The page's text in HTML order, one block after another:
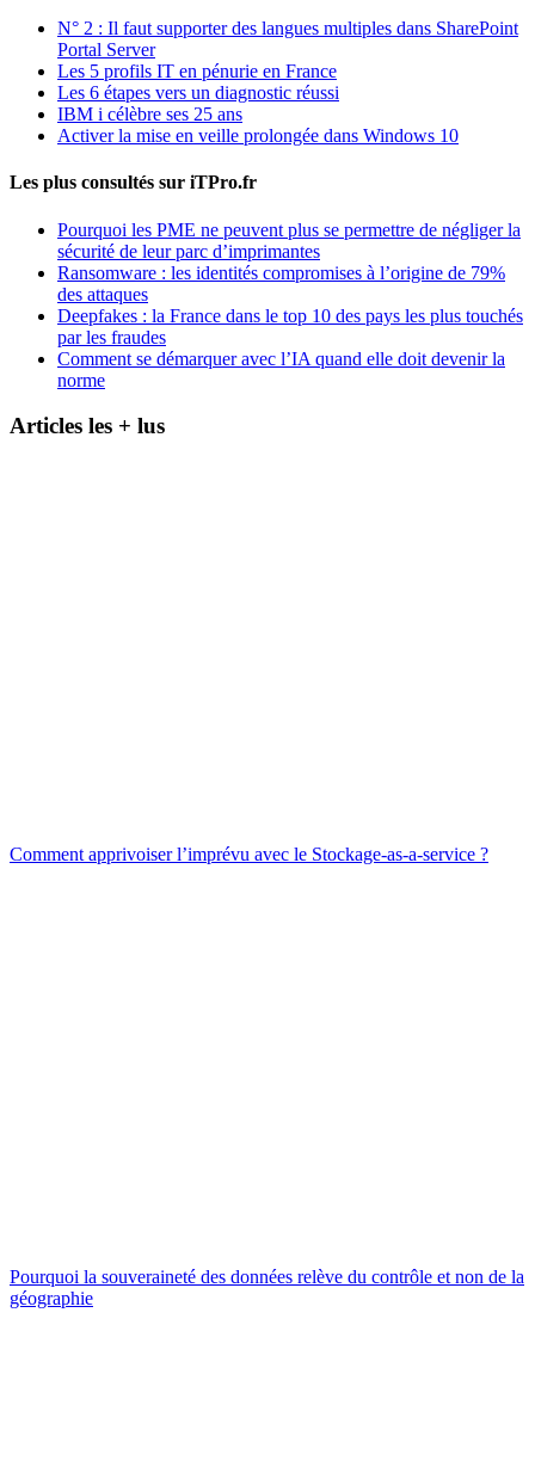
N° 2 : Il faut supporter des langues multiples dans SharePoint
Portal Server
Les 5 profils IT en pénurie en France
Les 6 étapes vers un diagnostic réussi
IBM i célèbre ses 25 ans
Activer la mise en veille prolongée dans Windows 10
Les plus consultés sur iTPro.fr
Pourquoi les PME ne peuvent plus se permettre de négliger la
sécurité de leur parc d’imprimantes
Ransomware : les identités compromises à l’origine de 79%
des attaques
Deepfakes : la France dans le top 10 des pays les plus touchés
par les fraudes
Comment se démarquer avec l’IA quand elle doit devenir la
norme
Articles les + lus
Comment apprivoiser l’imprévu avec le Stockage-as-a-service ?
Pourquoi la souveraineté des données relève du contrôle et non de la
géographie